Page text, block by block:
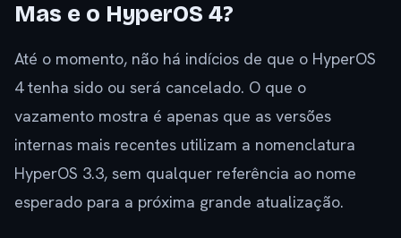
Mas e o HyperOS 4?
Até o momento, não há indícios de que o HyperOS
4 tenha sido ou será cancelado. O que o
vazamento mostra é apenas que as versões
internas mais recentes utilizam a nomenclatura
HyperOS 3.3, sem qualquer referência ao nome
esperado para a próxima grande atualização.